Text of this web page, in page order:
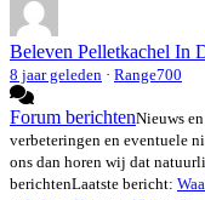
Beleven Pelletkachel In
8 jaar geleden · Range700
Forum berichtenNieuws
verbeteringen en eventuele
ons dan horen wij dat
berichtenLaatste bericht: